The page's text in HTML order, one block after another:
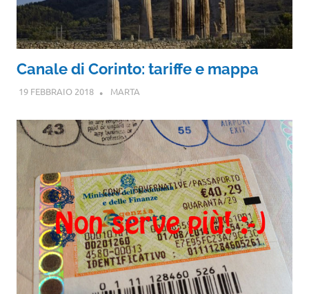
Canale di Corinto: tariffe e mappa
19 FEBBRAIO 2018 MARTA